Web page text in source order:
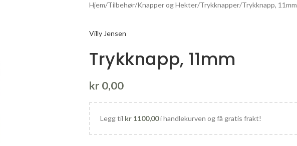
Hjem Tilbehør Knapper og Hekter Trykknapper Trykknapp, 11mm
Villy Jensen
Trykknapp, 11mm
kr 0,00
Legg til kr1100,00i handlekurven og få gratis frakt!